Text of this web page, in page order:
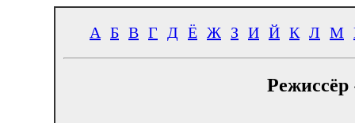
А Б В Г Д Ё Ж З И Й К Л М
Режиссёр